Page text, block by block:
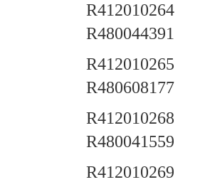
R412010264
R480044391
R412010265
R480608177
R412010268
R480041559
R412010269